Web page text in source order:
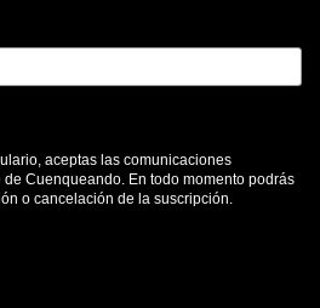
aceptas las comunicaciones
Cuenqueando. En todo momento podrás
o cancelación de la suscripción.